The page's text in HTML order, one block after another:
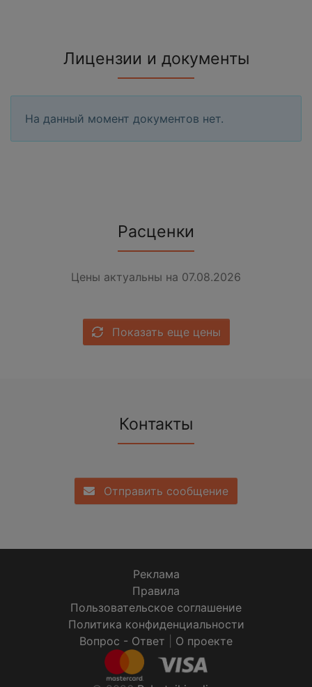
Лицензии и документы
На данный момент документов нет.
Расценки
Цены актуальны на 07.08.2026
Показать еще цены
Контакты
Отправить сообщение
Реклама
Правила
Пользовательское соглашение
Политика конфиденциальности
Вопрос - Ответ
О проекте